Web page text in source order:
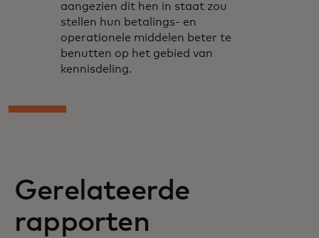
aangezien dit hen in staat zou
stellen hun betalings- en
operationele middelen beter te
benutten op het gebied van
kennisdeling.
Gerelateerde
rapporten